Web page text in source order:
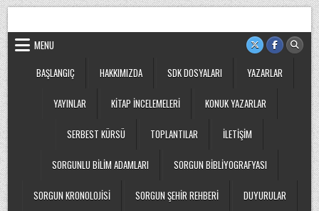
Skip
to
content
veya cemaatin güdümünde ya da tesirinde olmayan, tamamen
MENU
BAŞLANGIÇ
HAKKIMIZDA SDK DOSYALARI YAZARLAR
YAYINLAR KITAP İNCELEMELERI KONUK YAZARLAR
SERBEST KÜRSÜ TOPLANTILAR İLETIŞIM
SORGUNLU BILIM ADAMLARI SORGUN BIBLIYOGRAFYASI
SORGUN KRONOLOJISI SORGUN ŞEHIR REHBERI DUYURULAR